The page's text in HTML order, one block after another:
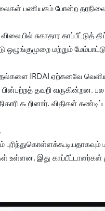
பணியகம் போன்ற
சுகாதார காப்பீட்டுத்
மற்றும்
IRDAI ஏற்கனவே
தவறி வருகின்றன. பல
கூறினார். விதிகள்
உள்ளன. இது